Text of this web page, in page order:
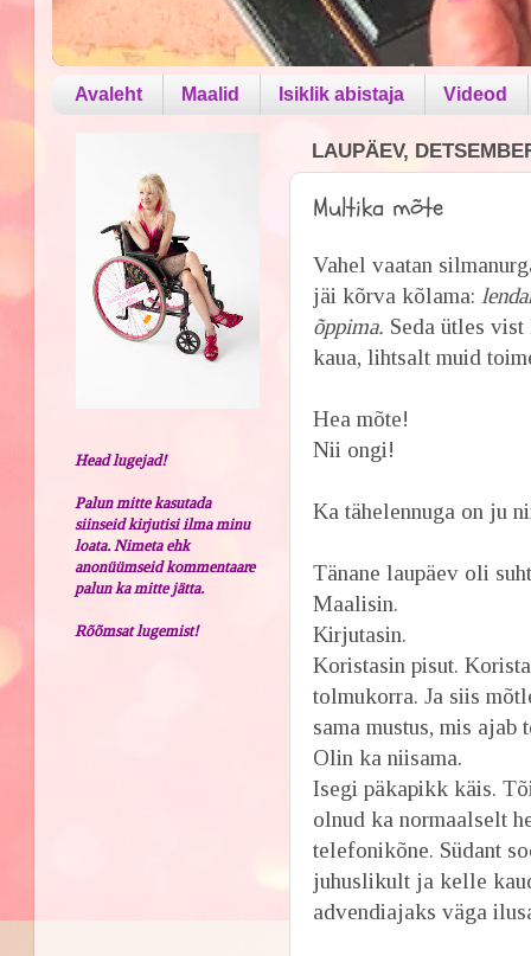
Avaleht Maalid Isiklik abistaja Videod
LAUPÄEV,
Multika mõte
Vahel vaatan
jäi kõrva kõlama:
õppima. Seda ütles
kaua, lihtsalt muid
Hea mõte!
Nii ongi!
Ka tähelennuga on ju
Tänane laupäev oli
Maalisin.
Kirjutasin.
Koristasin pisut.
tolmukorra. Ja siis
sama mustus, mis
Olin ka niisama.
Isegi päkapikk käis.
olnud ka normaalselt
telefonikõne. Südant
juhuslikult ja kelle
advendiajaks väga
Head lugejad!
Palun mitte kasutada
siinseid kirjutisi ilma minu
loata. Nimeta ehk
anonüümseid kommentaare
palun ka mitte jätta.
Rõõmsat lugemist!